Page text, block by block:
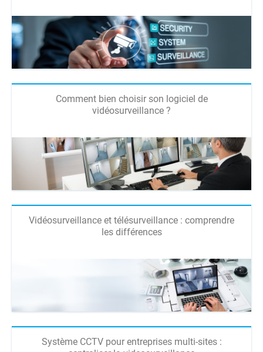
Comment bien choisir son logiciel de
vidéosurveillance ?
Vidéosurveillance et télésurveillance : comprendre
les différences
Système CCTV pour entreprises multi-sites :